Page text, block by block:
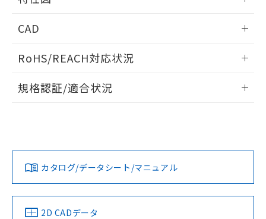
開閉容量
CAD
ドすることができます。
ログイン/会員登録
ダウンロードデータをご利用いただく前に、以下を必ずお読
みください。
ソフトウェアの使用条件
RoHS/REACH対応状況
EU RoHS 注意事項・凡例
対応済み
中国 RoHS 注意事項・凡例
規格認証/適合状況
LR型式承認
（イギリス
船舶規格）
DNV型式承認
（ノルウェー
BV型式承認
（フランス
KR型式
（韓国
カタログ/データシート/マニュアル
2D CADデータ
荷製品に未対応品が混在することから備考
り、2022年1月12日より割愛しておりま
す。